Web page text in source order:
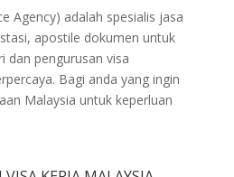
Agency) adalah spesialis jasa
apostile dokumen untuk
dan pengurusan visa
Bagi anda yang ingin
Malaysia untuk keperluan